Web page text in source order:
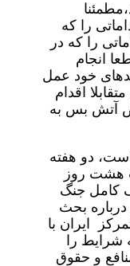
را که
را که در
انجام
خود عمل
اقدام
آتش بس به
دو هفته
هشت روز
کامل جنگ
درباره بحث
ایران با
را
و حقوق